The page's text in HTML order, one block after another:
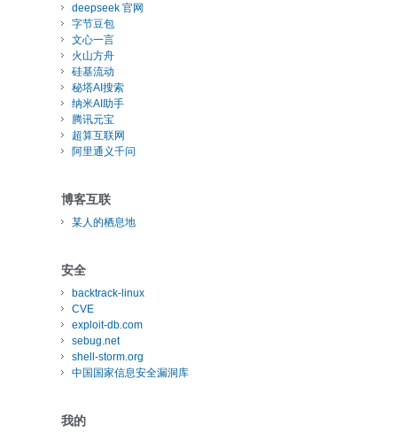
deepseek 官网
字节豆包
文心一言
火山方舟
硅基流动
秘塔AI搜索
纳米AI助手
腾讯元宝
超算互联网
阿里通义千问
博客互联
某人的栖息地
安全
backtrack-linux
CVE
exploit-db.com
sebug.net
shell-storm.org
中国国家信息安全漏洞库
我的